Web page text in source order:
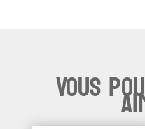
Vous